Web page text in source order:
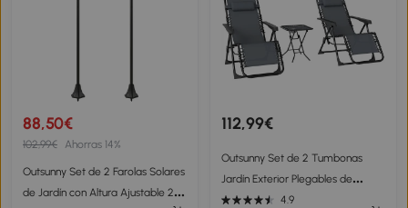
88,50€
102,99€ Ahorras 14%
Outsunny Set de 2 Farolas Solares
de Jardín con Altura Ajustable 2
112,99€
Outsunny Set de 2 Tumbonas
Jardín Exterior Plegables de
Gravedad Cero con Mesa Auxiliar
4.9